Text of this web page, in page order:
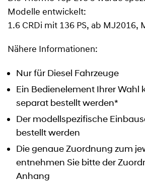
Modelle entwickelt:
1.6 CRDi mit 136 PS, ab MJ2016,
Nähere Informationen:
Nur für Diesel Fahrzeuge
Ein Bedienelement Ihrer Wahl
separat bestellt werden*
Der modellspezifische
bestellt werden
Die genaue Zuordnung zum
entnehmen Sie bitte der
Anhang